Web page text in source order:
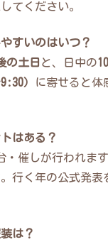
てください。
すいのはいつ？
の土日 と、日中の
）
に寄せると体
はある？
催しが行われま
行く年の公式発表
は？